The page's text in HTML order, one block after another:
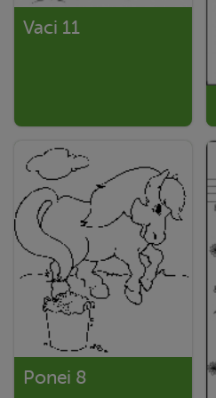
Vaci 11
Ponei 8